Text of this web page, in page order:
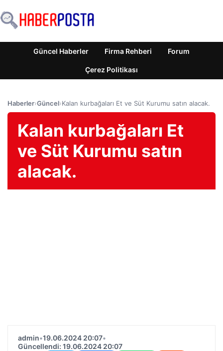
Güncel Haberler Firma Rehberi Forum
Çerez Politikası
Haberler›Güncel›Kalan kurbağaları Et ve Süt Kurumu satın alacak.
Kalan kurbağaları Et
ve Süt Kurumu satın
alacak.
admin•19.06.2024 20:07•
Güncellendi: 19.06.2024 20:07